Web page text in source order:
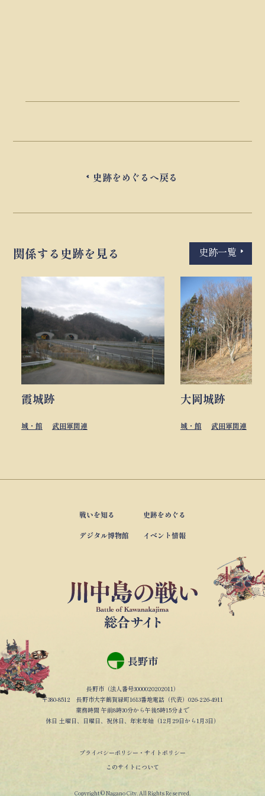
史跡をめぐるへ戻る
関係する史跡を見る 史跡一覧
霞城跡
城・館 武田軍関連
大岡城跡
城・館 武田軍関連
戦いを知る 史跡をめぐる
デジタル博物館 イベント情報
長野市
長野市（法人番号3000020202011）
〒380-8512 長野市大字鶴賀緑町1613番地電話（代表）026-226-4911
業務時間 午前8時30分から午後5時15分まで
休日 土曜日、日曜日、祝休日、年末年始（12月29日から1月3日）
プライバシーポリシー・サイトポリシー
このサイトについて
Copyright © Nagano City. All Rights Reserved.